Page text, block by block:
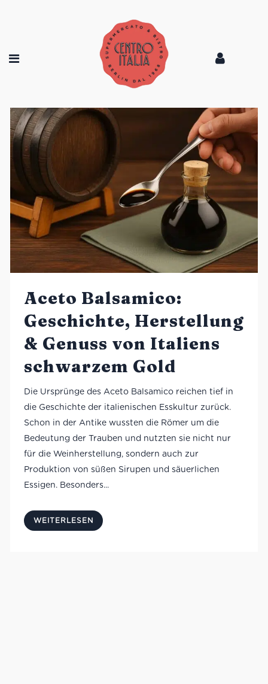
Aceto Balsamico:
Geschichte, Herstellung
& Genuss von Italiens
schwarzem Gold
Die Ursprünge des Aceto Balsamico reichen tief in
die Geschichte der italienischen Esskultur zurück.
Schon in der Antike wussten die Römer um die
Bedeutung der Trauben und nutzten sie nicht nur
für die Weinherstellung, sondern auch zur
Produktion von süßen Sirupen und säuerlichen
Essigen. Besonders...
WEITERLESEN